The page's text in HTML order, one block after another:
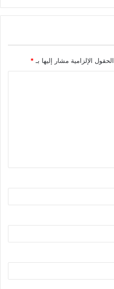
الحقول الإلزامية مشار إليها بـ*